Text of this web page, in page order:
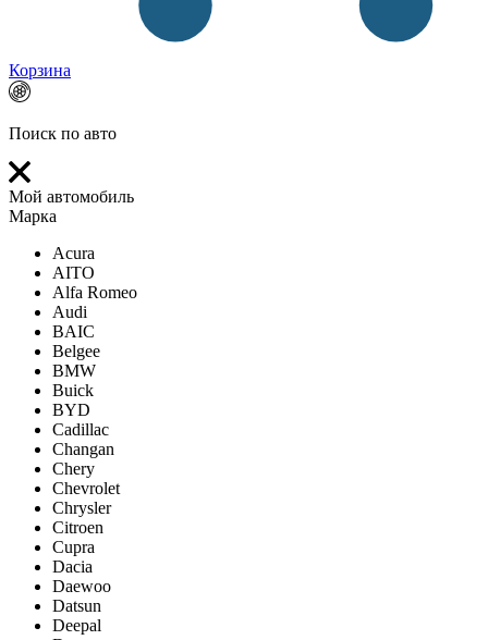
Корзина
Поиск по авто
Мой автомобиль
Марка
Acura
AITO
Alfa Romeo
Audi
BAIC
Belgee
BMW
Buick
BYD
Cadillac
Changan
Chery
Chevrolet
Chrysler
Citroen
Cupra
Dacia
Daewoo
Datsun
Deepal